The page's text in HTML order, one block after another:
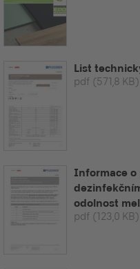
List
pdf (571,8 KB)
Informace o
odolnost
pdf (123,0 KB)